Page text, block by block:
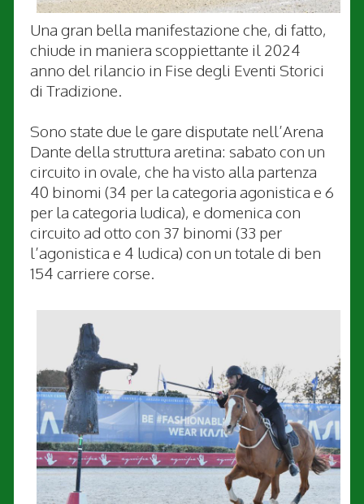
Una gran bella manifestazione che, di fatto,
chiude in maniera scoppiettante il 2024
anno del rilancio in Fise degli Eventi Storici
di Tradizione.
Sono state due le gare disputate nell’Arena
Dante della struttura aretina: sabato con un
circuito in ovale, che ha visto alla partenza
40 binomi (34 per la categoria agonistica e 6
per la categoria ludica), e domenica con
circuito ad otto con 37 binomi (33 per
l’agonistica e 4 ludica) con un totale di ben
154 carriere corse.